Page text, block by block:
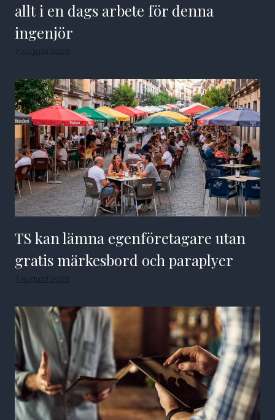
allt i en dags arbete för denna
ingenjör
7 augusti 2026
TS kan lämna egenföretagare utan
gratis märkesbord och paraplyer
7 augusti 2026